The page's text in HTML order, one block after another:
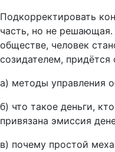
Подкорректировать
часть, но не
обществе, человек
созидателем, придётся
а) методы управления
б) что такое деньги,
привязана эмиссия
в) почему простой